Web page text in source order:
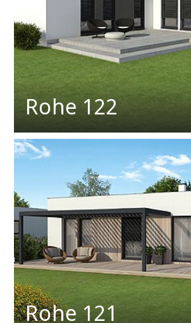
Rohe 122
Rohe 121